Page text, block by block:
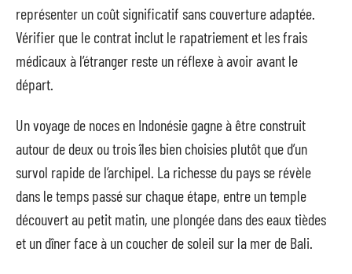
représenter un coût significatif sans couverture adaptée.
Vérifier que le contrat inclut le rapatriement et les frais
médicaux à l’étranger reste un réflexe à avoir avant le
départ.
Un voyage de noces en Indonésie gagne à être construit
autour de deux ou trois îles bien choisies plutôt que d’un
survol rapide de l’archipel. La richesse du pays se révèle
dans le temps passé sur chaque étape, entre un temple
découvert au petit matin, une plongée dans des eaux tièdes
et un dîner face à un coucher de soleil sur la mer de Bali.